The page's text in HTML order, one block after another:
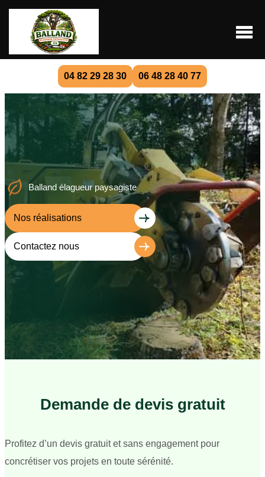
04 82 29 28 30 06 48 28 40 77
Balland élagueur paysagiste
Nos réalisations
Contactez nous
Demande de devis gratuit
Profitez d’un devis gratuit et sans engagement pour
concrétiser vos projets en toute sérénité.